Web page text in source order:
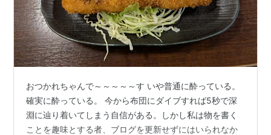
おつかれちゃんで～～～～～す いや普通に酔っている。
確実に酔っている。 今から布団にダイブすれば5秒で深
淵に辿り着いてしまう自信がある。しかし私は物を書く
ことを趣味とする者、ブログを更新せずにはいられなか